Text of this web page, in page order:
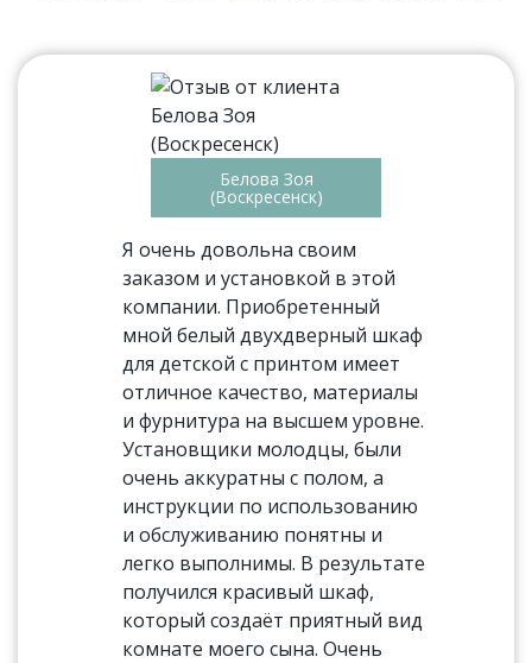
Белова Зоя
(Воскресенск)
Я очень довольна своим
заказом и установкой в этой
компании. Приобретенный
мной белый двухдверный шкаф
для детской с принтом имеет
отличное качество, материалы
и фурнитура на высшем уровне.
Установщики молодцы, были
очень аккуратны с полом, а
инструкции по использованию
и обслуживанию понятны и
легко выполнимы. В результате
получился красивый шкаф,
который создаёт приятный вид
комнате моего сына. Очень